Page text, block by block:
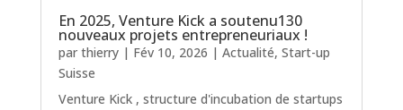
En 2025, Venture Kick a soutenu130
nouveaux projets entrepreneuriaux !
par thierry| Fév 10, 2026 | Actualité, Start-up
Suisse
Venture Kick , structure d'incubation de startups